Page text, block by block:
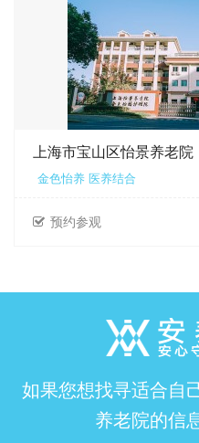
上海市宝山区怡景养老院
金色怡养 医养结合
预约参观
如果您想找寻适合自
养老院的信